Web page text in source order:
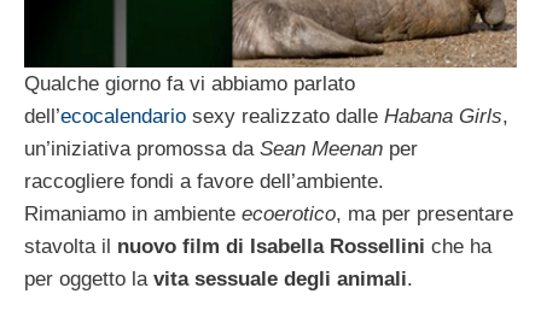
Qualche giorno fa vi abbiamo parlato
dell’ecocalendario sexy realizzato dalle Habana Girls,
un’iniziativa promossa da Sean Meenan per
raccogliere fondi a favore dell’ambiente.
Rimaniamo in ambiente ecoerotico, ma per presentare
stavolta il nuovo film di Isabella Rossellini che ha
per oggetto la vita sessuale degli animali.